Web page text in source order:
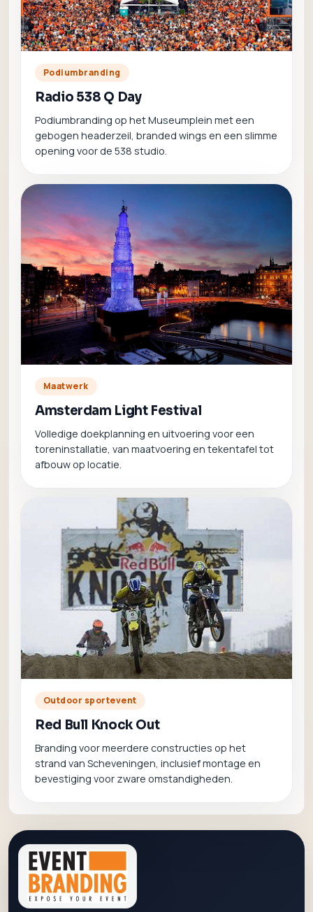
Podiumbranding
Radio 538 Q Day
Podiumbranding op het Museumplein met een
gebogen headerzeil, branded wings en een slimme
opening voor de 538 studio.
Maatwerk
Amsterdam Light Festival
Volledige doekplanning en uitvoering voor een
toreninstallatie, van maatvoering en tekentafel tot
afbouw op locatie.
Outdoor sportevent
Red Bull Knock Out
Branding voor meerdere constructies op het
strand van Scheveningen, inclusief montage en
bevestiging voor zware omstandigheden.